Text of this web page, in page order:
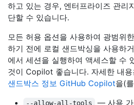
하고 있는 경우, 엔터프라이즈 관리
단할 수 있습니다.
모든 허용 옵션을 사용하여 광범위
하기 전에 로컬 샌드박싱을 사용하
에서 세션을 실행하여 액세스할 수
것이 Copilot 좋습니다. 자세한 내용
샌드박스 정보 GitHub Copilot을(
--allow-all-tools
— 사용 가